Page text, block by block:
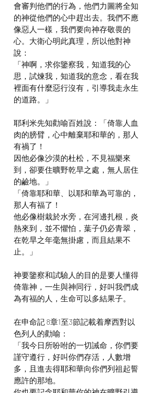
會審判他們的行為，他們力圖將全知
的神從他們的心中趕出去。我們不應
像惡人一樣，我們要向神存敬畏的
心。大衛心明此真理，所以他對神
說：
「神啊，求你鑒察我，知道我的心
思，試煉我，知道我的意念，看在我
裡面有什麼惡行沒有，引導我走永生
的道路。」
耶利米先知勸喻百姓說：「倚靠人血
肉的膀臂，心中離棄耶和華的，那人
有禍了！
因他必像沙漠的杜松，不見福樂來
到，卻要住曠野乾旱之處，無人居住
的鹼地。」
「倚靠耶和華、以耶和華為可靠的，
那人有福了！
他必像樹栽於水旁，在河邊扎根，炎
熱來到，並不懼怕，葉子仍必青翠，
在乾旱之年毫無掛慮，而且結果不
止。」
神要鑒察和試驗人的目的是要人懂得
倚靠神，一生與神同行，好叫我們成
為有福的人，生命可以多結果子。
在申命記 8章1至3節記載着摩西對以
色列人的勸喻：
「我今日所吩咐的一切誡命，你們要
謹守遵行，好叫你們存活，人數增
多，且進去得耶和華向你們列祖起誓
應許的那地。